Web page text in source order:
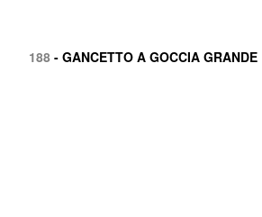
188- GANCETTO A GOCCIA GRANDE